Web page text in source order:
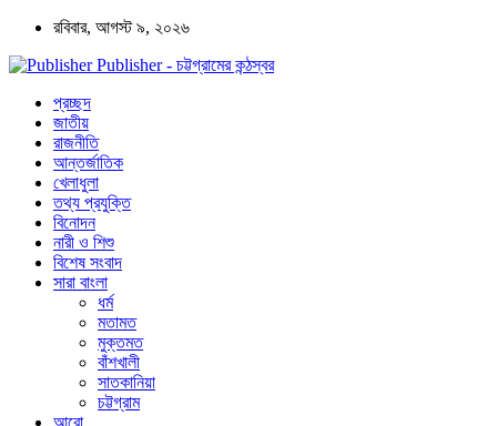
রবিবার, আগস্ট ৯, ২০২৬
Publisher - চট্টগ্রামের কন্ঠস্বর
প্রচ্ছদ
জাতীয়
রাজনীতি
আন্তর্জাতিক
খেলাধুলা
তথ্য প্রযুক্তি
বিনোদন
নারী ও শিশু
বিশেষ সংবাদ
সারা বাংলা
ধর্ম
মতামত
মুক্তমত
বাঁশখালী
সাতকানিয়া
চট্টগ্রাম
আরো